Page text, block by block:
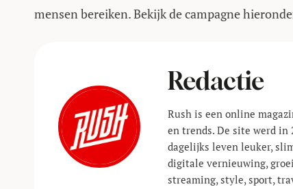
mensen bereiken. Bekijk de campagne
Redactie
Rush is een online
en trends. De site werd
dagelijks leven leuker,
digitale vernieuwing,
streaming, style, sport,